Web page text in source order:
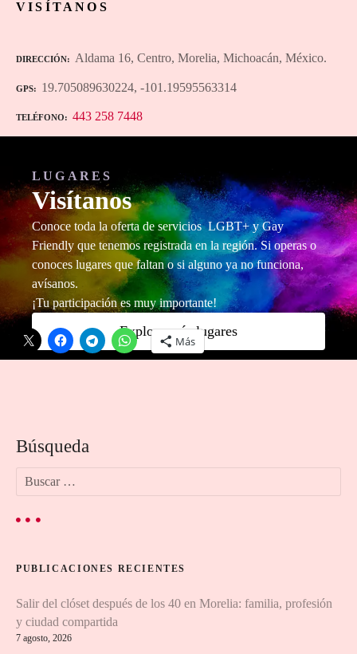
VISÍTANOS
DIRECCIÓN Aldama 16, Centro, Morelia, Michoacán, México.
GPS 19.705089630224, -101.19595563314
TELÉFONO 443 258 7448
LUGARES
Visítanos
Conoce toda la oferta de servicios LGBT+ y Gay
Friendly que tenemos registrada en la región. Si operas o
conoces lugares que faltan o si alguno ya no funciona,
avísanos.
¡Tu participación es muy importante!
Explora más lugares
Comparte esto:
Más
Búsqueda
c
:
PUBLICACIONES RECIENTES
Salir del clóset después de los 40 en Morelia: familia, profesión
y ciudad compartida
7 agosto, 2026